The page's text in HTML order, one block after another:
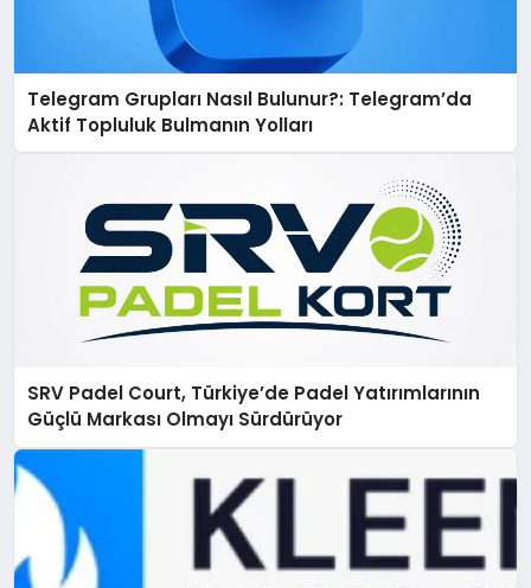
Telegram Grupları Nasıl Bulunur?: Telegram’da
Aktif Topluluk Bulmanın Yolları
SRV Padel Court, Türkiye’de Padel Yatırımlarının
Güçlü Markası Olmayı Sürdürüyor